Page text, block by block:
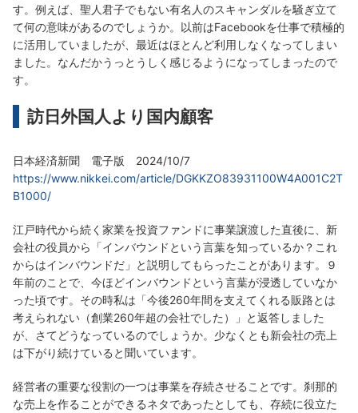
す。例えば、聖人君子でもない有名人のスキャンダルを騒ぎ立て
て何の意味があるのでしょうか。以前はFacebookを仕事で積極的
に活用していましたが、最近はほとんど利用しなくなってしまい
ました。なんだかうっとうしく感じるようになってしまったので
す。
訪日外国人より国内顧客
日本経済新聞 電子版 2024/10/7
https://www.nikkei.com/article/DGKKZO83931100W4A001C2T
B1000/
江戸時代から続く家業を投資ファンドに事業譲渡した直後に、新
会社の役員から「インバウンドという言葉を知っているか？これ
からはインバウンドだ」と説明してもらったことがあります。９
年前のことで、今ほどインバウンドという言葉が浸透していなか
った頃です。その時私は「今後260年間を支えてくれる販路とは
考えられない（創業260年超の会社でした）」と返答しました
が、さてどうなっているのでしょうか。少なくとも新会社の売上
は下がり続けていると聞いています。
経営者の重要な役割の一つは事業を存続させることです。刹那的
な売上を作ることができるネタであったとしても、存続に役立た